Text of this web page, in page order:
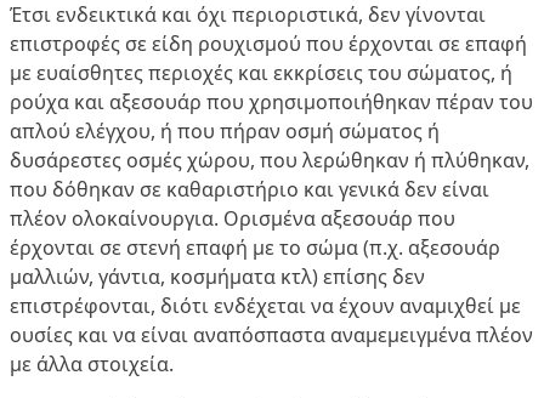
Έτσι ενδεικτικά και όχι περιοριστικά, δεν γίνονται
επιστροφές σε είδη ρουχισμού που έρχονται σε επαφή
με ευαίσθητες περιοχές και εκκρίσεις του σώματος, ή
ρούχα και αξεσουάρ που χρησιμοποιήθηκαν πέραν του
απλού ελέγχου, ή που πήραν οσμή σώματος ή
δυσάρεστες οσμές χώρου, που λερώθηκαν ή πλύθηκαν,
που δόθηκαν σε καθαριστήριο και γενικά δεν είναι
πλέον ολοκαίνουργια. Ορισμένα αξεσουάρ που
έρχονται σε στενή επαφή με το σώμα (π.χ. αξεσουάρ
μαλλιών, γάντια, κοσμήματα κτλ) επίσης δεν
επιστρέφονται, διότι ενδέχεται να έχουν αναμιχθεί με
ουσίες και να είναι αναπόσπαστα αναμεμειγμένα πλέον
με άλλα στοιχεία.